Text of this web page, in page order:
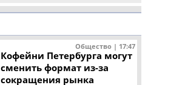
Общество | 17:47
Кофейни Петербурга могут
сменить формат из-за
сокращения рынка